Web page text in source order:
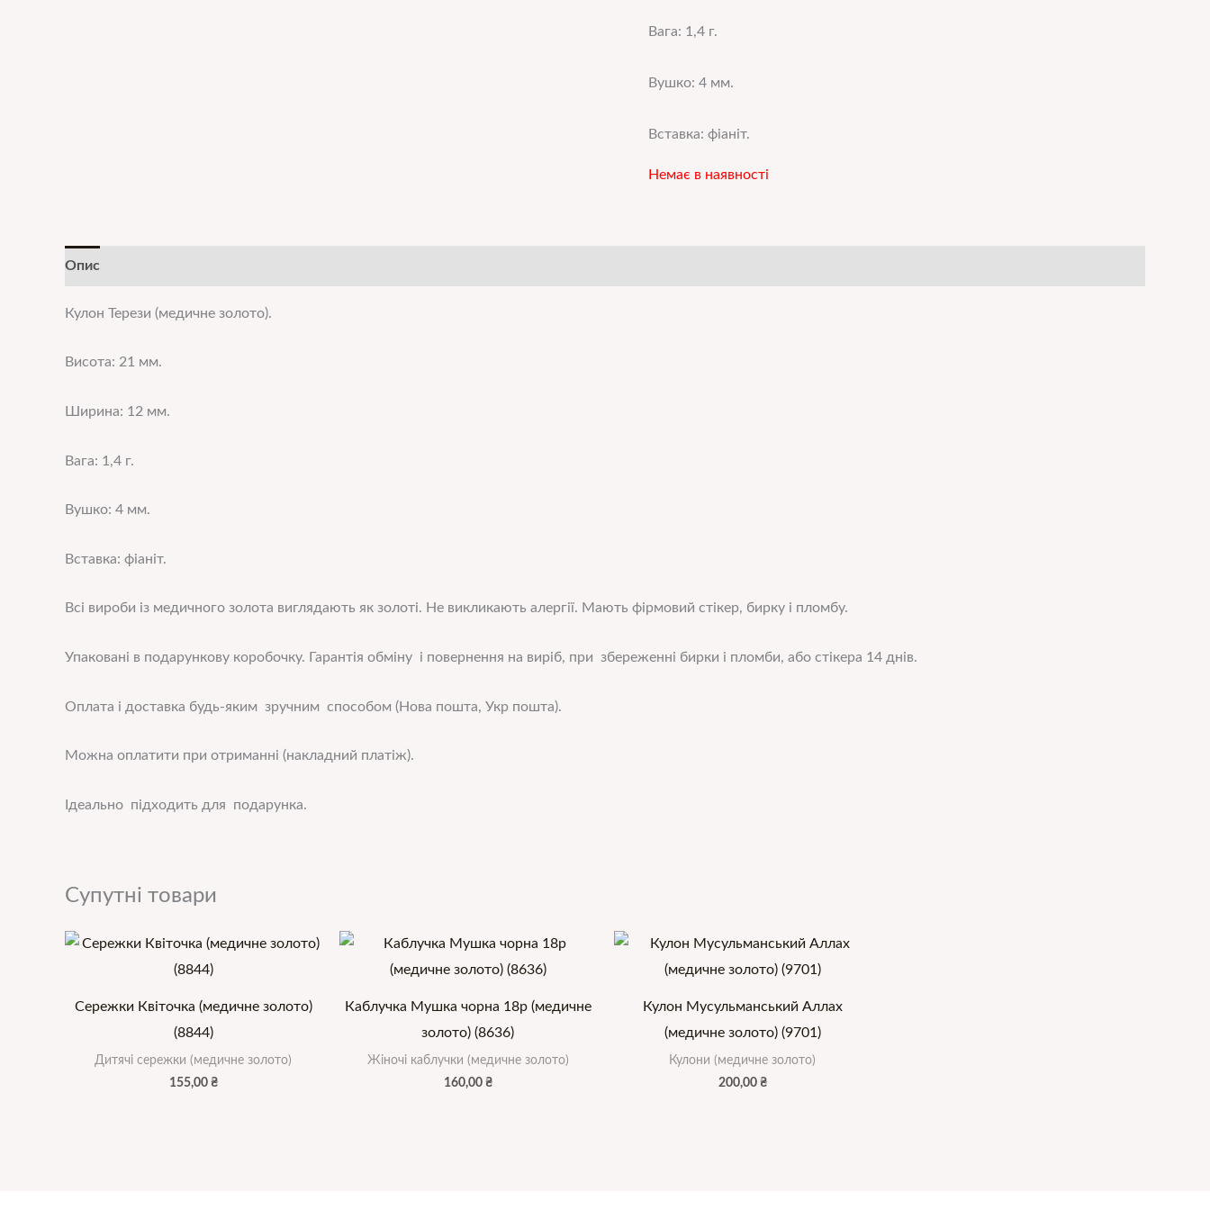
Вага: 1,4 г.
Вушко: 4 мм.
Вставка: фіаніт.
Немає в наявності
Опис
Кулон Терези (медичне золото).
Висота: 21 мм.
Ширина: 12 мм.
Вага: 1,4 г.
Вушко: 4 мм.
Вставка: фіаніт.
Всі вироби із медичного золота виглядають як золоті. Не викликають алергії. Мають фірмовий стікер, бирку і пломбу.
Упаковані в подарункову коробочку. Гарантія обміну і повернення на виріб, при збереженні бирки і пломби, або стікера 14 днів.
Оплата і доставка будь-яким зручним способом (Нова пошта, Укр пошта).
Можна оплатити при отриманні (накладний платіж).
Ідеально підходить для подарунка.
Супутні товари
Сережки Квіточка (медичне золото)
(8844)
Дитячі сережки (медичне золото)
155,00 ₴
Каблучка Мушка чорна 18р (медичне
золото) (8636)
Жіночі каблучки (медичне золото)
160,00 ₴
Кулон Мусульманський Аллах
(медичне золото) (9701)
Кулони (медичне золото)
200,00 ₴